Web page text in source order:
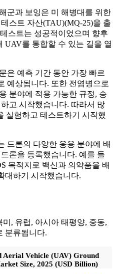
군과 보잉은 미 해병대를 위한
스트 자산(TAU)(MQ-25)을 출
스트는 성공적이었으며 향후
UAV를 통합할 수 있는 길을 열
은 예측 기간 동안 가장 빠르
예상됩니다. 또한 전염병으로
분야에 적용 가능한 규정, 승
고 시작했습니다. 따라서 많
실험하고 테스트하기 시작했
드론의 다양한 응용 분야에 배
론을 등록했습니다. 예를 들
목적지로 백신과 의약품을 배
대하기 시작했습니다.
, 유럽, 아시아 태평양, 중동,
분류됩니다.
Vehicle (UAV) Ground
Size, 2025 (USD Billion)